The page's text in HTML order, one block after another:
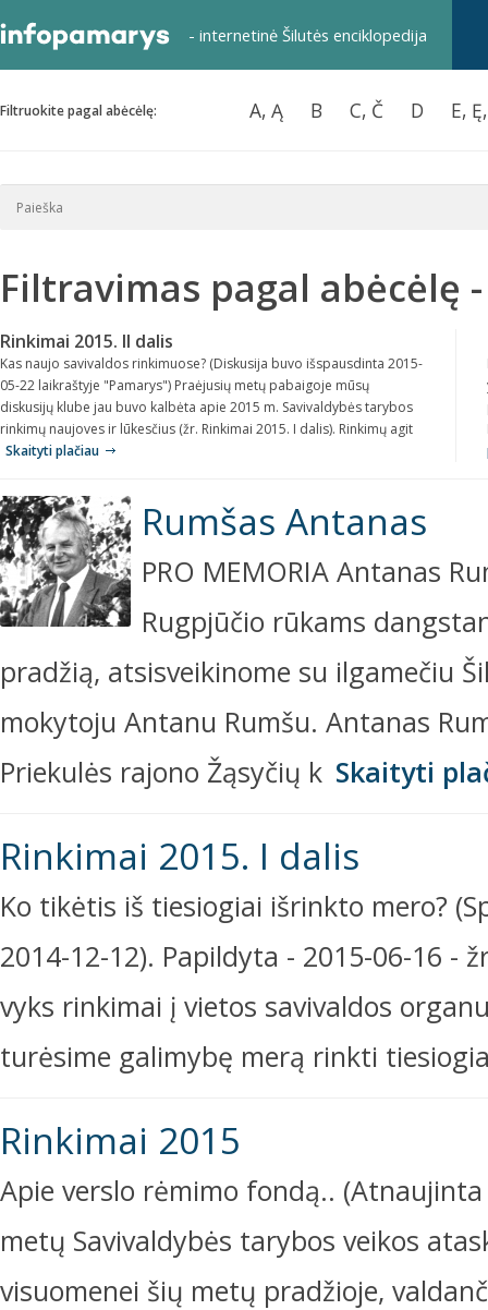
- internetinė Šilutės enciklopedija
Filtruokite pagal abėcėlę: A, Ą B C, Č D E,
Filtravimas pagal abėcėlę -
Rinkimai 2015. II dalis
Kas naujo savivaldos rinkimuose? (Diskusija buvo išspausdinta 2015-
05-22 laikraštyje "Pamarys") Praėjusių metų pabaigoje mūsų
diskusijų klube jau buvo kalbėta apie 2015 m. Savivaldybės tarybos
rinkimų naujoves ir lūkesčius (žr. Rinkimai 2015. I dalis). Rinkimų agit
Skaityti plačiau
Rumšas Antanas
PRO MEMORIA Antanas
Rugpjūčio rūkams
pradžią, atsisveikinome su ilgamečiu
mokytoju Antanu Rumšu. Antanas
Priekulės rajono Žąsyčių k Skaityti
Rinkimai 2015. I dalis
Ko tikėtis iš tiesiogiai išrinkto mero?
2014-12-12). Papildyta - 2015-06-16 -
vyks rinkimai į vietos savivaldos
turėsime galimybę merą rinkti
Rinkimai 2015
Apie verslo rėmimo fondą..
metų Savivaldybės tarybos veikos
visuomenei šių metų pradžioje,